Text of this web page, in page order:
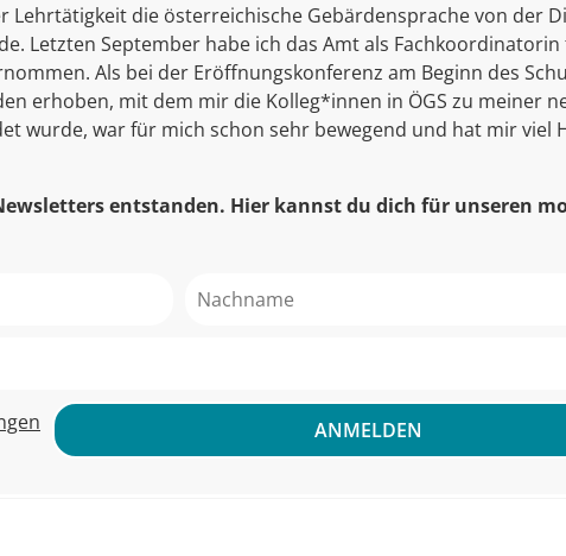
Lehrtätigkeit die österreichische Gebärdensprache von der
Letzten September habe ich das Amt als
Als bei der Eröffnungskonferenz am Beginn des
erhoben, mit dem mir die Kolleg*innen in ÖGS zu meiner
wurde, war für mich schon sehr bewegend und hat mir viel
entstanden. Hier kannst du dich für unseren